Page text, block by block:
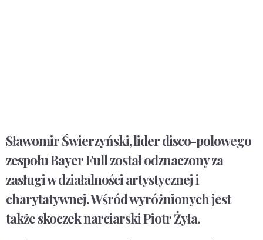
Sławomir Świerzyński, lider disco-polowego
zespołu Bayer Full został odznaczony za
zasługi w działalności artystycznej i
charytatywnej. Wśród wyróżnionych jest
także skoczek narciarski Piotr Żyła.